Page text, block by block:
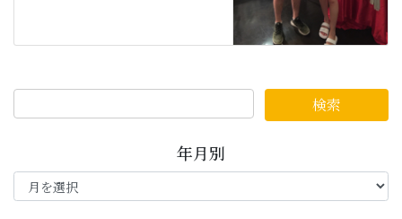
年月別
年
月